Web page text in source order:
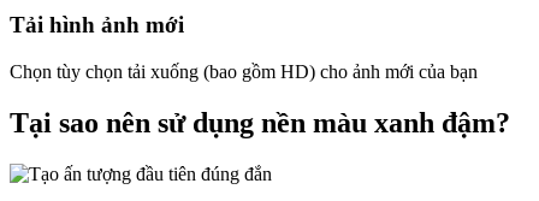
Tải hình ảnh mới
Chọn tùy chọn tải xuống (bao gồm HD) cho ảnh mới của bạn
Tại sao nên sử dụng nền màu xanh đậm?